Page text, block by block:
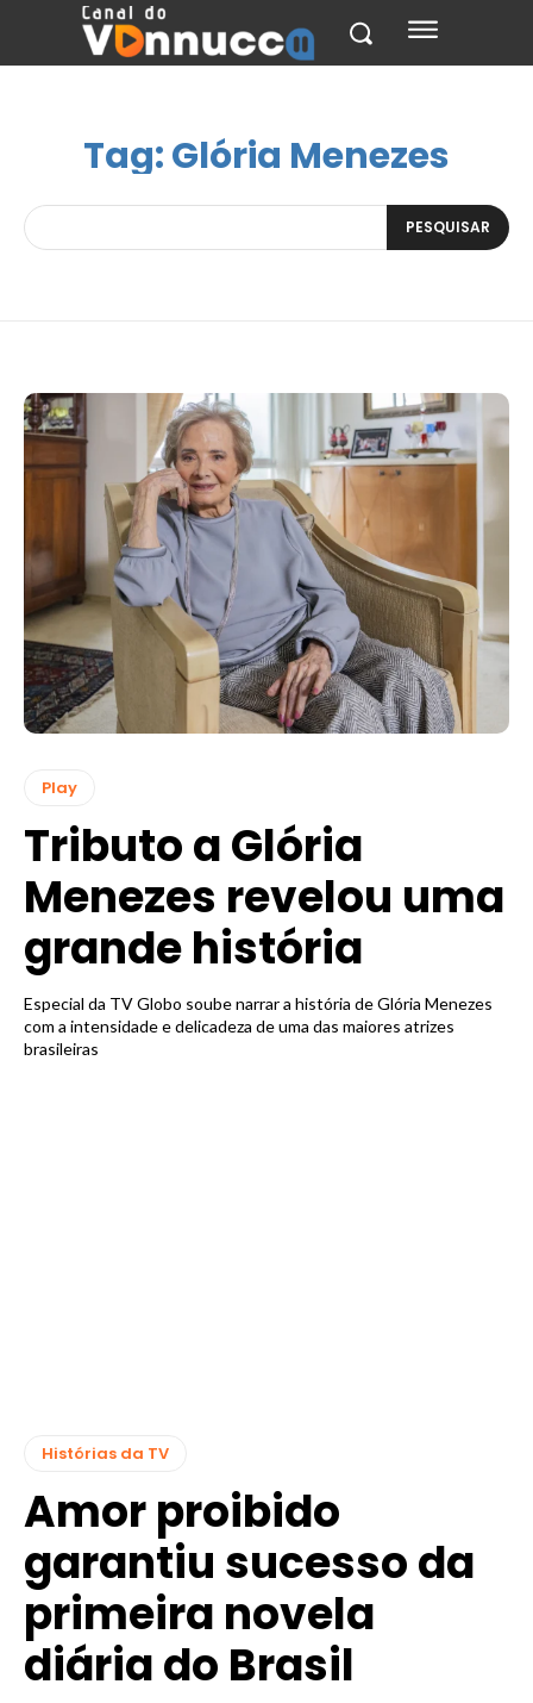
Tag:Glória Menezes
PESQUISAR
Play
Tributo a Glória
Menezes revelou uma
grande história
Especial da TV Globo soube narrar a história de Glória Menezes
com a intensidade e delicadeza de uma das maiores atrizes
brasileiras
Histórias da TV
Amor proibido
garantiu sucesso da
primeira novela
diária do Brasil